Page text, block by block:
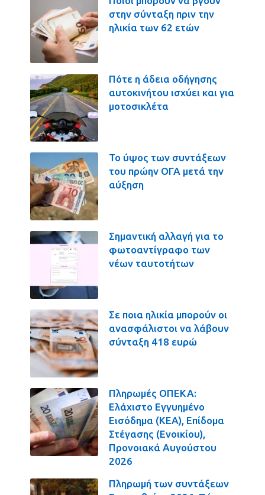
στην σύνταξη πριν την
ηλικία των 62 ετών
Πότε η άδεια οδήγησης
αυτοκινήτου ισχύει και για
μοτοσικλέτα
Το ύψος των συντάξεων
του πρώην ΟΓΑ μετά την
αύξηση
Σημαντική αλλαγή για το
φωτοαντίγραφο των
νέων ταυτοτήτων
Σε ποια ηλικία μπορούν οι
ανασφάλιστοι να λάβουν
σύνταξη 418 ευρώ
Πληρωμές ΟΠΕΚΑ:
Ελάχιστο Εγγυημένο
Εισόδημα (ΚΕΑ), Επίδομα
Στέγασης (Ενοικίου),
Προνοιακά Αυγούστου
2026
Πληρωμή των συντάξεων